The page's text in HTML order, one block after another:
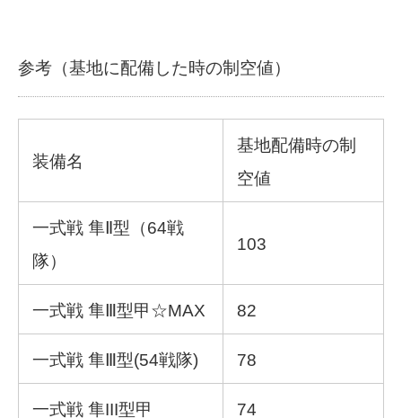
参考（基地に配備した時の制空値）
装備名
基地配備時の制
空値
一式戦 隼Ⅱ型（64戦
隊）
103
一式戦 隼Ⅲ型甲☆MAX 82
一式戦 隼Ⅲ型(54戦隊) 78
一式戦 隼III型甲 74